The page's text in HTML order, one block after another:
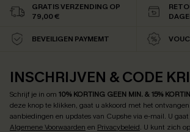
GRATIS VERZENDING OP
79,00 €
BEVEILIGEN PAYMEMT
INSCHRIJVEN & CODE
Schrijf je in om 10% KORTING GEEN MIN. & 15%
deze knop te klikken, gaat u akkoord met het
aanbiedingen en updates van Cupshe via e-mail. U
Algemene Voorwaarden en Privacybeleid. U kunt zich